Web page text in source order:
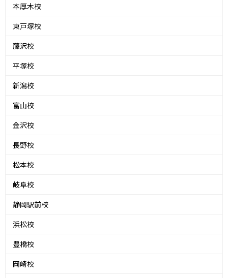
本厚木校
東戸塚校
藤沢校
平塚校
新潟校
富山校
金沢校
長野校
松本校
岐阜校
静岡駅前校
浜松校
豊橋校
岡崎校